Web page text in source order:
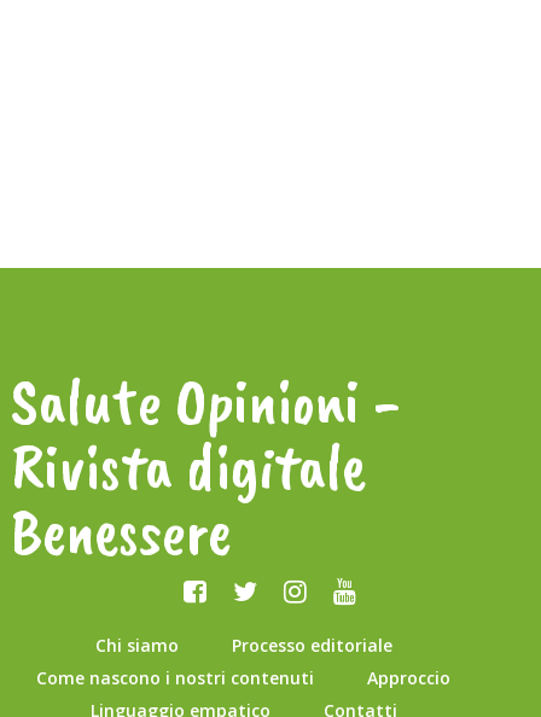
Salute Opinioni -
Rivista digitale
Benessere
Chi siamo
Processo editoriale
Come nascono i nostri contenuti
Approccio
Linguaggio empatico
Contatti